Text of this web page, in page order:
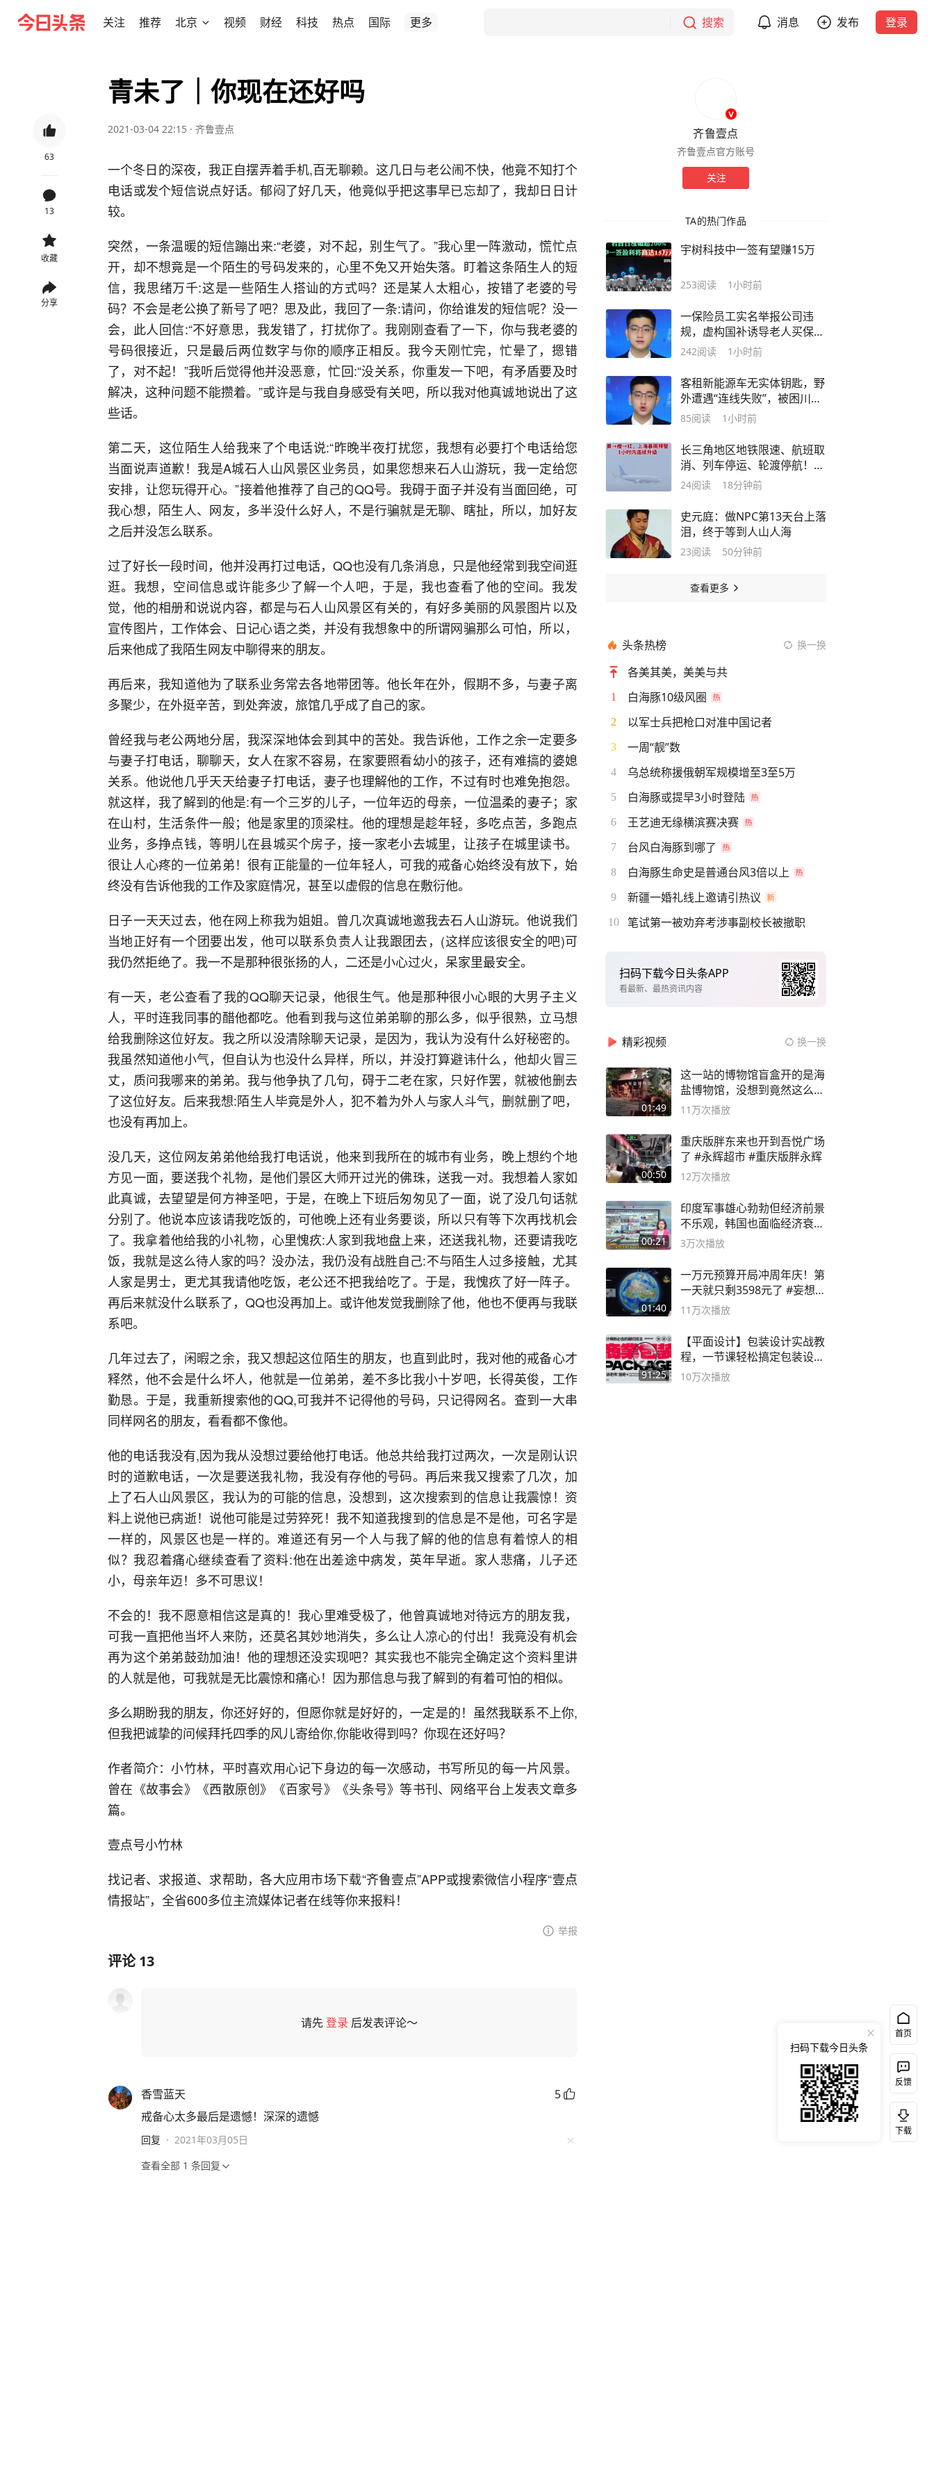
关注 推荐 北京 视频 财经 科技 热点 国际 更多 搜索 消息 发布 登录
63
13
收藏
分享
青未了｜你现在还好吗
2021-03-04 22:15 · 齐鲁壹点
一个冬日的深夜，我正自摆弄着手机,百无聊赖。这几日与老公闹不快，他竟不知打个
电话或发个短信说点好话。郁闷了好几天，他竟似乎把这事早已忘却了，我却日日计
较。
突然，一条温暖的短信蹦出来:“老婆，对不起，别生气了。”我心里一阵激动，慌忙点
开，却不想竟是一个陌生的号码发来的，心里不免又开始失落。盯着这条陌生人的短
信，我思绪万千:这是一些陌生人搭讪的方式吗？还是某人太粗心，按错了老婆的号
码？不会是老公换了新号了吧？思及此，我回了一条:请问，你给谁发的短信呢？没一
会，此人回信:“不好意思，我发错了，打扰你了。我刚刚查看了一下，你与我老婆的
号码很接近，只是最后两位数字与你的顺序正相反。我今天刚忙完，忙晕了，摁错
了，对不起！”我听后觉得他并没恶意，忙回:“没关系，你重发一下吧，有矛盾要及时
解决，这种问题不能攒着。”或许是与我自身感受有关吧，所以我对他真诚地说出了这
些话。
第二天，这位陌生人给我来了个电话说:“昨晚半夜打扰您，我想有必要打个电话给您
当面说声道歉！我是A城石人山风景区业务员，如果您想来石人山游玩，我一定给您
安排，让您玩得开心。”接着他推荐了自己的QQ号。我碍于面子并没有当面回绝，可
我心想，陌生人、网友，多半没什么好人，不是行骗就是无聊、瞎扯，所以，加好友
之后并没怎么联系。
过了好长一段时间，他并没再打过电话，QQ也没有几条消息，只是他经常到我空间逛
逛。我想，空间信息或许能多少了解一个人吧，于是，我也查看了他的空间。我发
觉，他的相册和说说内容，都是与石人山风景区有关的，有好多美丽的风景图片以及
宣传图片，工作体会、日记心语之类，并没有我想象中的所谓网骗那么可怕，所以，
后来他成了我陌生网友中聊得来的朋友。
再后来，我知道他为了联系业务常去各地带团等。他长年在外，假期不多，与妻子离
多聚少，在外挺辛苦，到处奔波，旅馆几乎成了自己的家。
曾经我与老公两地分居，我深深地体会到其中的苦处。我告诉他，工作之余一定要多
与妻子打电话，聊聊天，女人在家不容易，在家要照看幼小的孩子，还有难搞的婆媳
关系。他说他几乎天天给妻子打电话，妻子也理解他的工作，不过有时也难免抱怨。
就这样，我了解到的他是:有一个三岁的儿子，一位年迈的母亲，一位温柔的妻子；家
在山村，生活条件一般；他是家里的顶梁柱。他的理想是趁年轻，多吃点苦，多跑点
业务，多挣点钱，等明儿在县城买个房子，接一家老小去城里，让孩子在城里读书。
很让人心疼的一位弟弟！很有正能量的一位年轻人，可我的戒备心始终没有放下，始
终没有告诉他我的工作及家庭情况，甚至以虚假的信息在敷衍他。
日子一天天过去，他在网上称我为姐姐。曾几次真诚地邀我去石人山游玩。他说我们
当地正好有一个团要出发，他可以联系负责人让我跟团去，(这样应该很安全的吧)可
我仍然拒绝了。我一不是那种很张扬的人，二还是小心过火，呆家里最安全。
有一天，老公查看了我的QQ聊天记录，他很生气。他是那种很小心眼的大男子主义
人，平时连我同事的醋他都吃。他看到我与这位弟弟聊的那么多，似乎很熟，立马想
给我删除这位好友。我之所以没清除聊天记录，是因为，我认为没有什么好秘密的。
我虽然知道他小气，但自认为也没什么异样，所以，并没打算避讳什么，他却火冒三
丈，质问我哪来的弟弟。我与他争执了几句，碍于二老在家，只好作罢，就被他删去
了这位好友。后来我想:陌生人毕竟是外人，犯不着为外人与家人斗气，删就删了吧，
也没有再加上。
没几天，这位网友弟弟他给我打电话说，他来到我所在的城市有业务，晚上想约个地
方见一面，要送我个礼物，是他们景区大师开过光的佛珠，送我一对。我想着人家如
此真诚，去望望是何方神圣吧，于是，在晚上下班后匆匆见了一面，说了没几句话就
分别了。他说本应该请我吃饭的，可他晚上还有业务要谈，所以只有等下次再找机会
了。我拿着他给我的小礼物，心里愧疚:人家到我地盘上来，还送我礼物，还要请我吃
饭，我就是这么待人家的吗？没办法，我仍没有战胜自己:不与陌生人过多接触，尤其
人家是男士，更尤其我请他吃饭，老公还不把我给吃了。于是，我愧疚了好一阵子。
再后来就没什么联系了，QQ也没再加上。或许他发觉我删除了他，他也不便再与我联
系吧。
几年过去了，闲暇之余，我又想起这位陌生的朋友，也直到此时，我对他的戒备心才
释然，他不会是什么坏人，他就是一位弟弟，差不多比我小十岁吧，长得英俊，工作
勤恳。于是，我重新搜索他的QQ,可我并不记得他的号码，只记得网名。查到一大串
同样网名的朋友，看看都不像他。
他的电话我没有,因为我从没想过要给他打电话。他总共给我打过两次，一次是刚认识
时的道歉电话，一次是要送我礼物，我没有存他的号码。再后来我又搜索了几次，加
上了石人山风景区，我认为的可能的信息，没想到，这次搜索到的信息让我震惊！资
料上说他已病逝！说他可能是过劳猝死！我不知道我搜到的信息是不是他，可名字是
一样的，风景区也是一样的。难道还有另一个人与我了解的他的信息有着惊人的相
似？我忍着痛心继续查看了资料:他在出差途中病发，英年早逝。家人悲痛，儿子还
小，母亲年迈！多不可思议！
不会的！我不愿意相信这是真的！我心里难受极了，他曾真诚地对待远方的朋友我，
可我一直把他当坏人来防，还莫名其妙地消失，多么让人凉心的付出！我竟没有机会
再为这个弟弟鼓劲加油！他的理想还没实现吧？其实我也不能完全确定这个资料里讲
的人就是他，可我就是无比震惊和痛心！因为那信息与我了解到的有着可怕的相似。
多么期盼我的朋友，你还好好的，但愿你就是好好的，一定是的！虽然我联系不上你,
但我把诚挚的问候拜托四季的风儿寄给你,你能收得到吗？你现在还好吗？
作者简介：小竹林，平时喜欢用心记下身边的每一次感动，书写所见的每一片风景。
曾在《故事会》《西散原创》《百家号》《头条号》等书刊、网络平台上发表文章多
篇。
壹点号小竹林
找记者、求报道、求帮助，各大应用市场下载“齐鲁壹点”APP或搜索微信小程序“壹点
情报站”，全省600多位主流媒体记者在线等你来报料！
举报
评论13
请先登录 后发表评论～
香雪蓝天
5
戒备心太多最后是遗憾！深深的遗憾
回复 · 2021年03月05日
查看全部 1 条回复
齐鲁壹点
齐鲁壹点官方账号
关注
TA的热门作品
宇树科技中一签有望赚15万
253阅读 1小时前
一保险员工实名举报公司违
规，虚构国补诱导老人买保
险，不少人养老钱血本无归，
保险的本质是保障，不是收割
242阅读 1小时前
客租新能源车无实体钥匙，野
外遭遇“连线失败”，被困川西
海拔3700米野外11小时。智
景下的安全保障更重要
85阅读 1小时前
长三角地区地铁限速、航班取
消、列车停运、轮渡停航！黄
→橙→红，上海暴雨预警1小
24阅读 18分钟前
史元庭：做NPC第13天台上落
泪，终于等到人山人海
23阅读 50分钟前
查看更多
头条热榜 换一换
各美其美，美美与共
1 白海豚10级风圈
2 以军士兵把枪口对准中国记者
3 一周“靓”数
4 乌总统称援俄朝军规模增至3至5万
5 白海豚或提早3小时登陆
6 王艺迪无缘横滨赛决赛
7 台风白海豚到哪了
8 白海豚生命史是普通台风3倍以上
9 新疆一婚礼线上邀请引热议
10 笔试第一被劝弃考涉事副校长被撤职
扫码下载今日头条APP
看最新、最热资讯内容
精彩视频 换一换
01:49
这一站的博物馆盲盒开的是海
盐博物馆，没想到竟然这么好
逛！
11万次播放
00:50
重庆版胖东来也开到吾悦广场
了 #永辉超市 #重庆版胖永辉
12万次播放
00:21
印度军事雄心勃勃但经济前景
不乐观，韩国也面临经济衰退
风险
3万次播放
01:40
一万元预算开局冲周年庆！第
一天就只剩3598元了 #妄想山
海
11万次播放
91:25
【平面设计】包装设计实战教
程，一节课轻松搞定包装设计
流程！
10万次播放
首页
反馈
下载
扫码下载今日头条